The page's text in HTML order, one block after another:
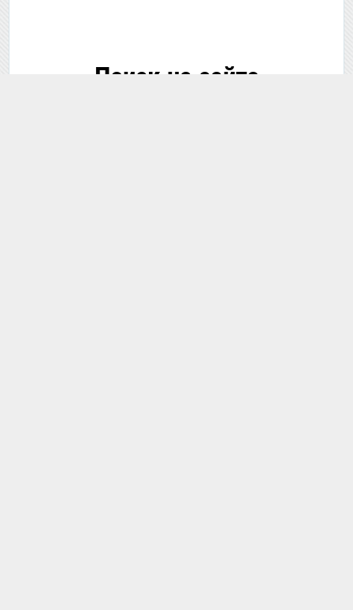
Поиск на сайте